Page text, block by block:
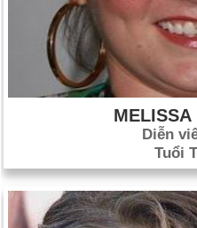
MELISSA
Diễn
Tuổi